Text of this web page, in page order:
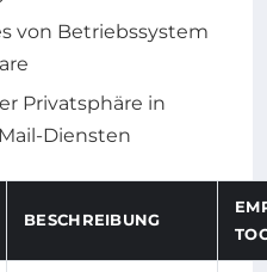
von Betriebssystem
Privatsphäre in
Diensten
BESCHREIBUNG